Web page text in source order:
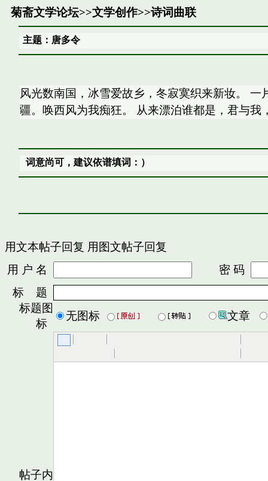
菊斋文学论坛>>文学创作>>诗词曲联
主题：唐多令
风光数南国，冰雪爱故乡，冬寂寞织来新妆。
疆。唤西风为我痴狂。 从来漂泊谁都是，君与我
词意尚可，建议依谱填词：）
用文本帖子回复 用图文帖子回复
用 户 名
密 码
标 题
标题图
标
无图标 文章
帖子内